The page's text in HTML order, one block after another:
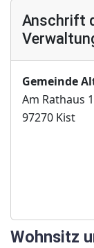
Anschrift
Gemeinde
Am Rathaus 1
97270 Kist
Wohnsitz